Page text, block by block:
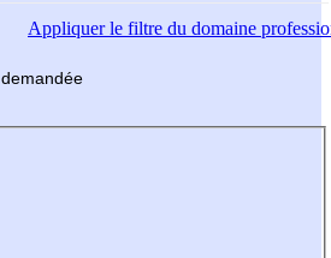
Appliquerle filtre du domaine
demandée